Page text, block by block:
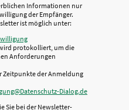
Informationen nur
der Empfänger.
ist möglich unter:
protokolliert, um die
Anforderungen
Zeitpunkte der Anmeldung
Dialog.de
Sie bei der Newsletter-